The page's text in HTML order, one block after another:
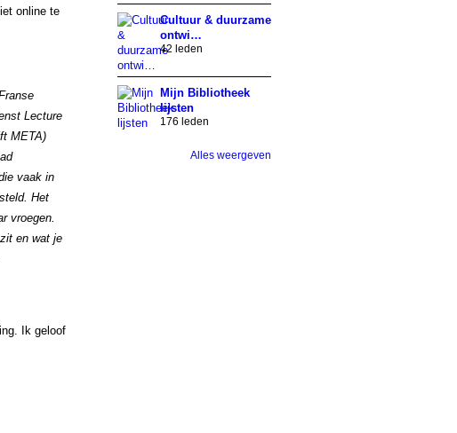
online te
Lecture
META)
vaak in
Het
vroegen.
en wat je
Ik geloof
Cultuur & duurzame
ontwi…
42 leden
Mijn Bibliotheek
lijsten
176 leden
Alles weergeven